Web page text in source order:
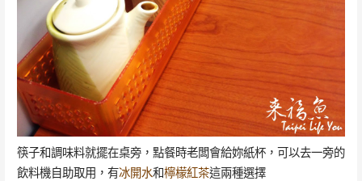
筷子和調味料就擺在桌旁，點餐時老闆會給妳紙杯，可以去一旁的
飲料機自助取用，有冰開水和檸檬紅茶這兩種選擇